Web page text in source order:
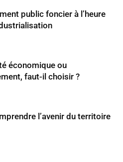
public foncier à l’heure
économique ou
faut-il choisir ?
l’avenir du territoire